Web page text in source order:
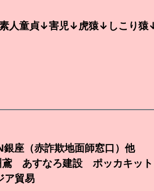
人童貞↓害児↓虎猿↓しこり
座（赤詐欺地面師窓口）他
あすなろ建設 ポッカキッ
ア貿易